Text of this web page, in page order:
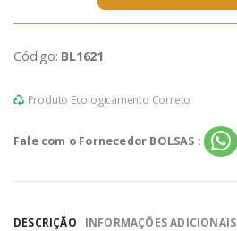
Código: BL1621
Produto Ecologicamento Correto
Fale com o Fornecedor BOLSAS :
DESCRIÇÃO INFORMAÇÕES ADICIONAIS